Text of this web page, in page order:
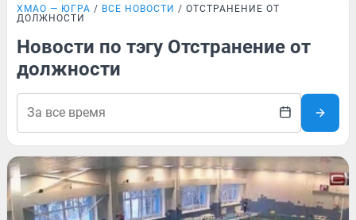
ХМАО — ЮГРА ВСЕ НОВОСТИ
ОТСТРАНЕНИЕ ОТ
ДОЛЖНОСТИ
Новости по тэгу Отстранение от
должности